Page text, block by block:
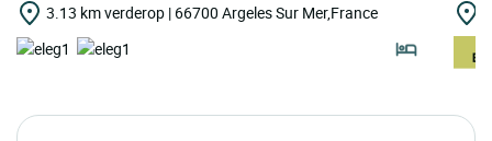
3.13 km verderop | 66700 Argeles Sur Mer,France